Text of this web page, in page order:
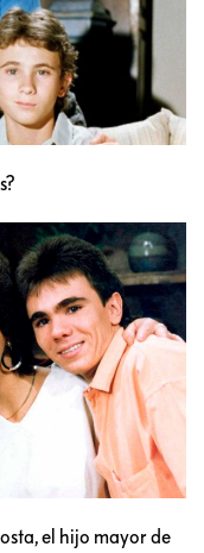
el hijo mayor de